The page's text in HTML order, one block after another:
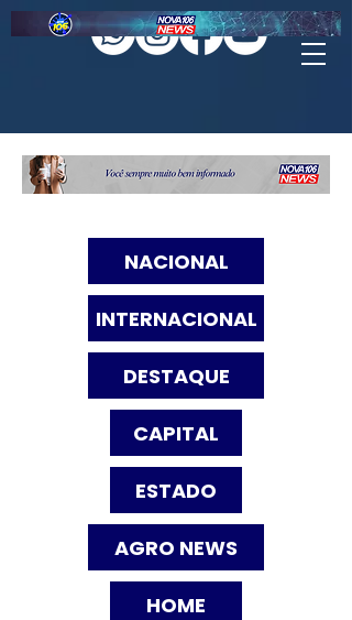
NACIONAL
INTERNACIONAL
DESTAQUE
CAPITAL
ESTADO
AGRO NEWS
HOME